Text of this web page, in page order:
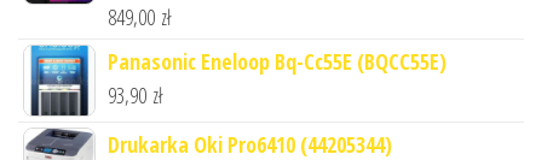
849,00 zł
Panasonic Eneloop Bq-Cc55E (BQCC55E)
93,90 zł
Drukarka Oki Pro6410 (44205344)